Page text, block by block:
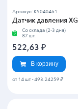
Артикул: K5040461
Датчик давления
Со склада (2-3 дня)
87 шт.
522,63 ₽
В корзину
от 14 шт - 493.24259 ₽